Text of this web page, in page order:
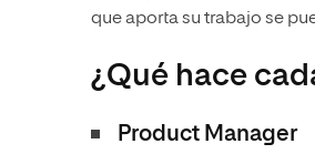
que aporta su trabajo se
¿Qué hace
Product Manager